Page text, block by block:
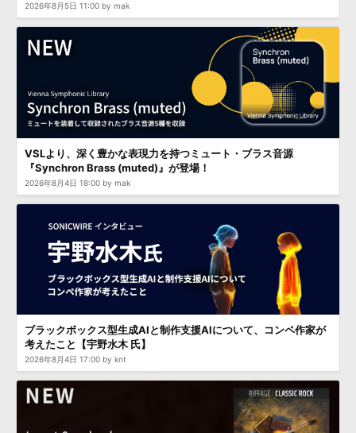
2026年8月5日 11:00 by mak
VSLより、深く豊かな表現力を持つミュート・ブラス音源
『Synchron Brass (muted)』が登場！
2026年8月4日 18:00 by mak
ブラックボックス型生成AIと制作支援AIについて、コンペ作家が
考えたこと【宇野水木 氏】
2026年8月4日 17:00 by knt